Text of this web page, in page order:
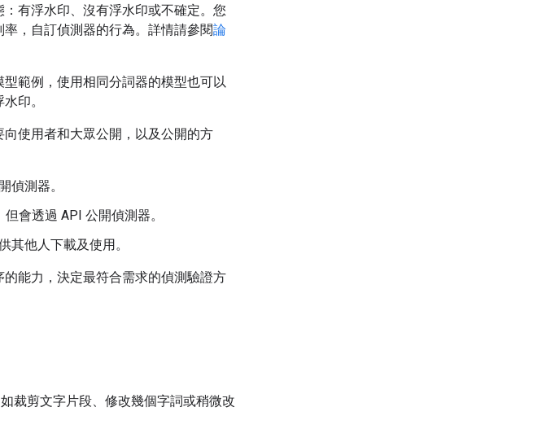
有浮水印、沒有浮水印或不確定。您
，自訂偵測器的行為。詳情請參閱論
範例，使用相同分詞器的模型也可以
印。
使用者和大眾公開，以及公開的方
偵測器。
會透過 API 公開偵測器。
其他人下載及使用。
能力，決定最符合需求的偵測驗證方
裁剪文字片段、修改幾個字詞或稍微改